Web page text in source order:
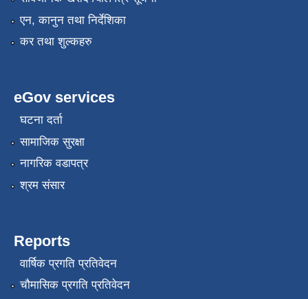
एन, कानुन तथा निर्देशिका
कर तथा शुल्कहरु
eGov services
घटना दर्ता
सामाजिक सुरक्षा
नागरिक वडापत्र
श्रम संसार
Reports
वार्षिक प्रगति प्रतिवेदन
चौमासिक प्रगति प्रतिवेदन